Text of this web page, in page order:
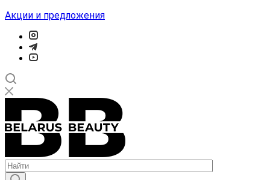
Акции и предложения